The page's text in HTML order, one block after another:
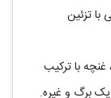
تزئین
با ترکیب
یک برگ و غیره.